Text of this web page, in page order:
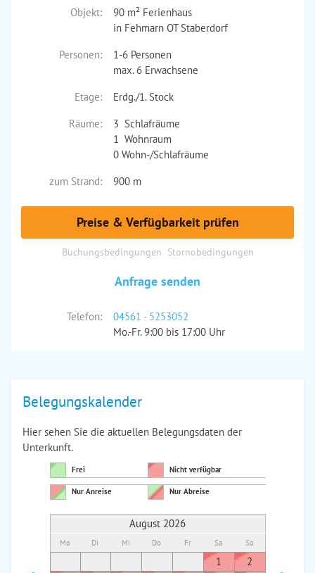
Objekt:
90 m² Ferienhaus
in Fehmarn OT Staberdorf
Personen:
1-6 Personen
max. 6 Erwachsene
Etage:
Erdg./1. Stock
Räume:
3 Schlafräume
1 Wohnraum
0 Wohn-/Schlafräume
zum Strand:
900 m
Preise & Verfügbarkeit prüfen
Buchungsbedingungen Stornobedingungen
Anfrage senden
Telefon:
04561 - 5253052
Mo.-Fr. 9:00 bis 17:00 Uhr
Belegungskalender
Hier sehen Sie die aktuellen Belegungsdaten der
Unterkunft.
Frei Nicht verfügbar
Nur Anreise Nur Abreise
August 2026
Mo Di Mi Do Fr Sa So
1
2